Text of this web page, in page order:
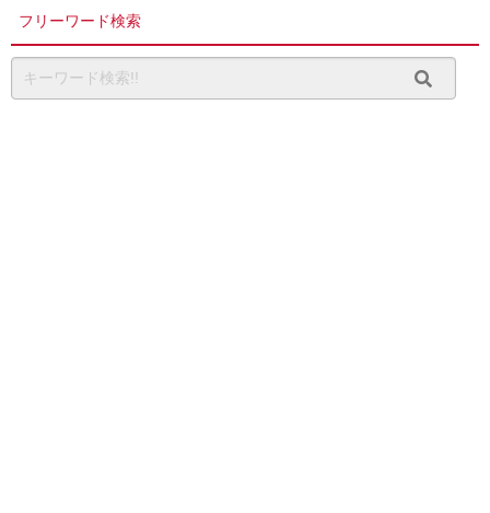
フリーワード検索